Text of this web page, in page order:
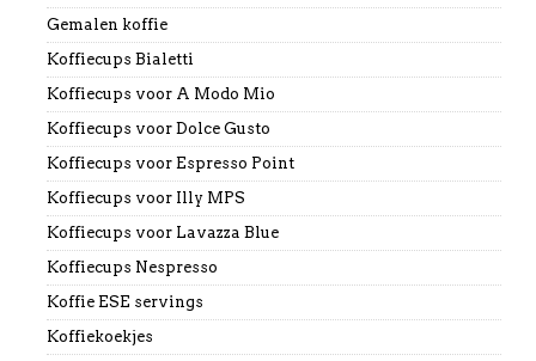
Gemalen koffie
Koffiecups Bialetti
Koffiecups voor A Modo Mio
Koffiecups voor Dolce Gusto
Koffiecups voor Espresso Point
Koffiecups voor Illy MPS
Koffiecups voor Lavazza Blue
Koffiecups Nespresso
Koffie ESE servings
Koffiekoekjes